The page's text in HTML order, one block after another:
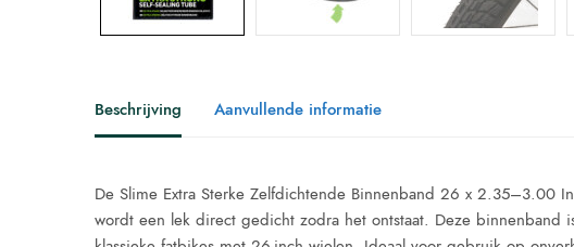
Beschrijving Aanvullende informatie
De Slime Extra Sterke Zelfdichtende Binnenband 26 x 2.35–3.00
wordt een lek direct gedicht zodra het ontstaat. Deze binnenband